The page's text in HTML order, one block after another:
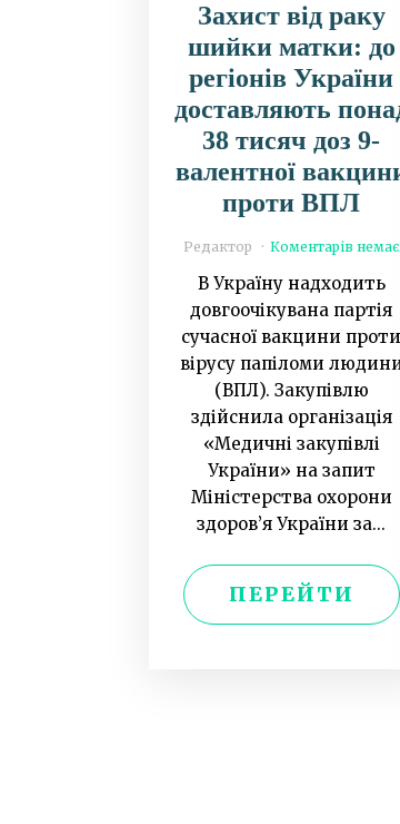
Захист від раку
шийки матки: до
регіонів України
доставляють
38 тисяч доз 9-
валентної
проти ВПЛ
Редактор Коментарів немає
В Україну надходить
довгоочікувана партія
сучасної вакцини проти
вірусу папіломи
(ВПЛ). Закупівлю
здійснила організація
«Медичні закупівлі
України» на запит
Міністерства охорони
здоров’я України за...
ПЕРЕЙТИ